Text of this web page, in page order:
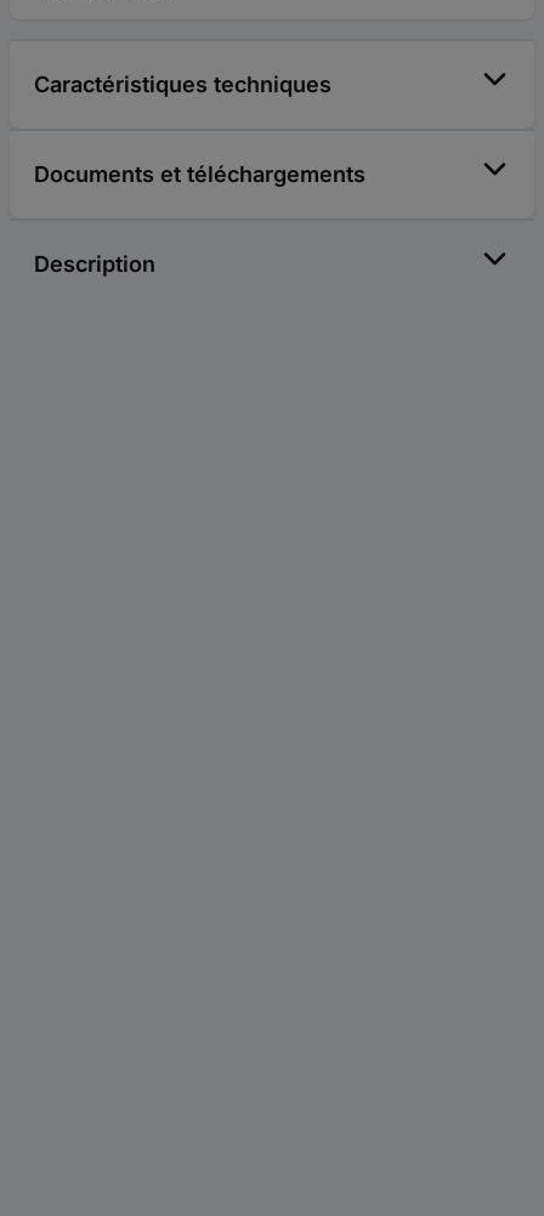
Caractéristiques techniques
Documents et téléchargements
Description